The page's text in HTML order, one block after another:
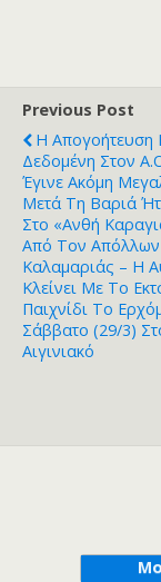
Previous Post
Η Απογοήτευση
Δεδομένη Στον
Έγινε Ακόμη
Μετά Τη Βαριά
Στο «Ανθή
Από Τον Απόλλων
Καλαμαριάς – Η
Κλείνει Με Το
Παιχνίδι Το
Σάββατο (29/3)
Αιγινιακό